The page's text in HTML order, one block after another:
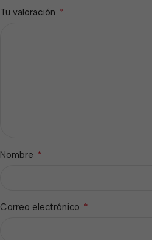
Tu valoración *
Nombre *
Correo electrónico *